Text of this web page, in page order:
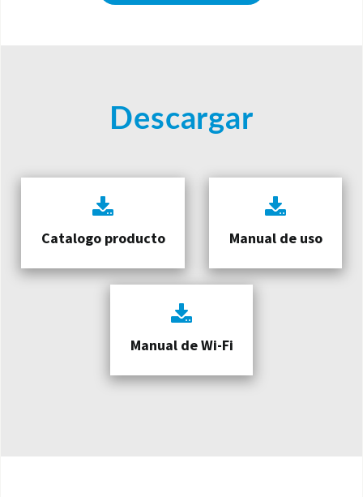
Descargar
Catalogo producto Manual de uso
Manual de Wi-Fi